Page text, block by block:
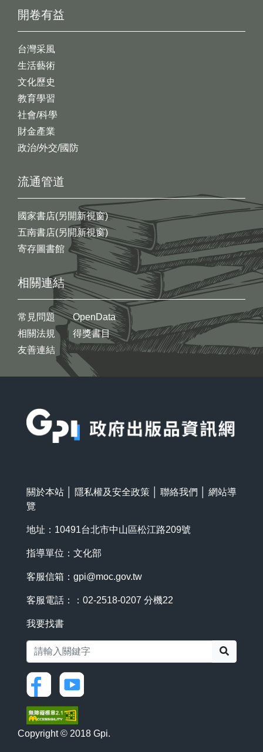
開卷有益
台灣采風
生活藝術
文化歷史
教育學習
社會/科學
財金產業
政治/外交/國防
流通管道
國家書店(另開新視窗)
五南書店(另開新視窗)
寄存圖書館
相關連結
常見問題
相關法規
友善連結
OpenData
得獎書目
關於本站 隱私權及安全政策 聯絡我們
網站導
覽
地址：10491台北市中山區松江路209號
指導單位：文化部
客服信箱： gpi@moc.gov.tw
客服電話：：02-2518-0207 分機22
我要找書
Copyright © 2018 Gpi.